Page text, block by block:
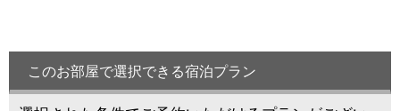
このお部屋で選択できる宿泊プラン